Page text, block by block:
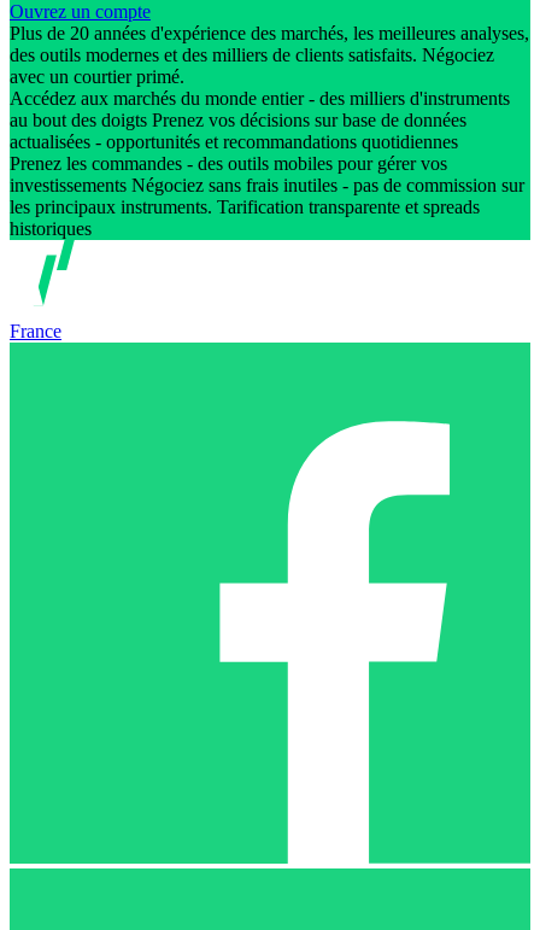
Ouvrez un compte
Plus de 20 années d'expérience des marchés, les meilleures analyses,
des outils modernes et des milliers de clients satisfaits. Négociez
avec un courtier primé.
Accédez aux marchés du monde entier - des milliers d'instruments
au bout des doigts Prenez vos décisions sur base de données
actualisées - opportunités et recommandations quotidiennes
Prenez les commandes - des outils mobiles pour gérer vos
investissements Négociez sans frais inutiles - pas de commission sur
les principaux instruments. Tarification transparente et spreads
historiques
France